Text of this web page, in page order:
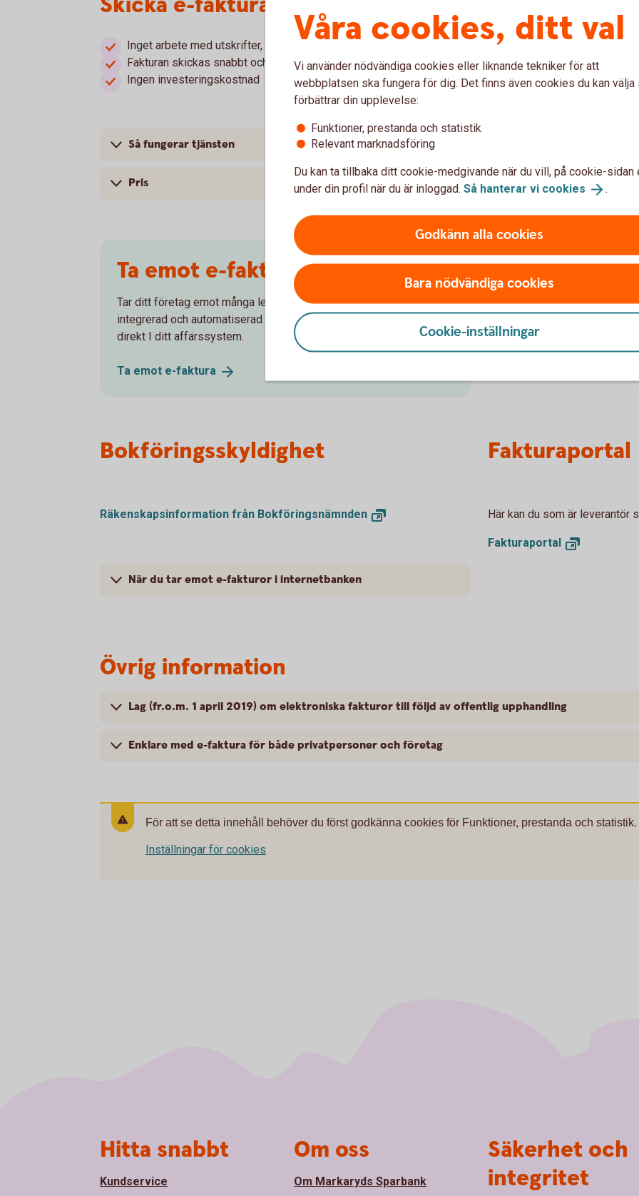
Inget arbete med utskrifter, kuvertering, frankering och postinlämning
Fakturan skickas snabbt och säkert
Ingen investeringskostnad
Så fungerar tjänsten
Pris
Ta emot e-faktura
Tar ditt företag emot många leverantörsfakturor? Vi erbjuder en
integrerad och automatiserad lösning för att ta emot e-fakturor
direkt I ditt affärssystem.
Ta emot e-faktura
Sköt bankärenden
ekonomi och affärer,
Internetbankenföretag
Bokföringsskyldighet
Räkenskapsinformation från Bokföringsnämnden
När du tar emot e-fakturor i internetbanken
Fakturaportal
Här kan du som är leverantör
Fakturaportal
Övrig information
Lag (fr.o.m. 1 april 2019) om elektroniska fakturor till följd av offentlig upphandling
Enklare med e-faktura för både privatpersoner och företag
För att se detta innehåll behöver du först godkänna cookies för Funktioner, prestanda och statistik.
Inställningar för cookies
Våra cookies, ditt val
Vi använder nödvändiga cookies eller liknande tekniker för att
webbplatsen ska fungera för dig. Det finns även cookies du kan välja
förbättrar din upplevelse:
Funktioner, prestanda och statistik
Relevant marknadsföring
Du kan ta tillbaka ditt cookie-medgivande när du vill, på cookie-sidan
under din profil när du är inloggad. Så hanterar vi cookies .
Godkänn alla cookies
Bara nödvändiga cookies
Cookie-inställningar
Hitta snabbt
Kundservice
Om oss
Om Markaryds Sparbank
Säkerhet och
integritet